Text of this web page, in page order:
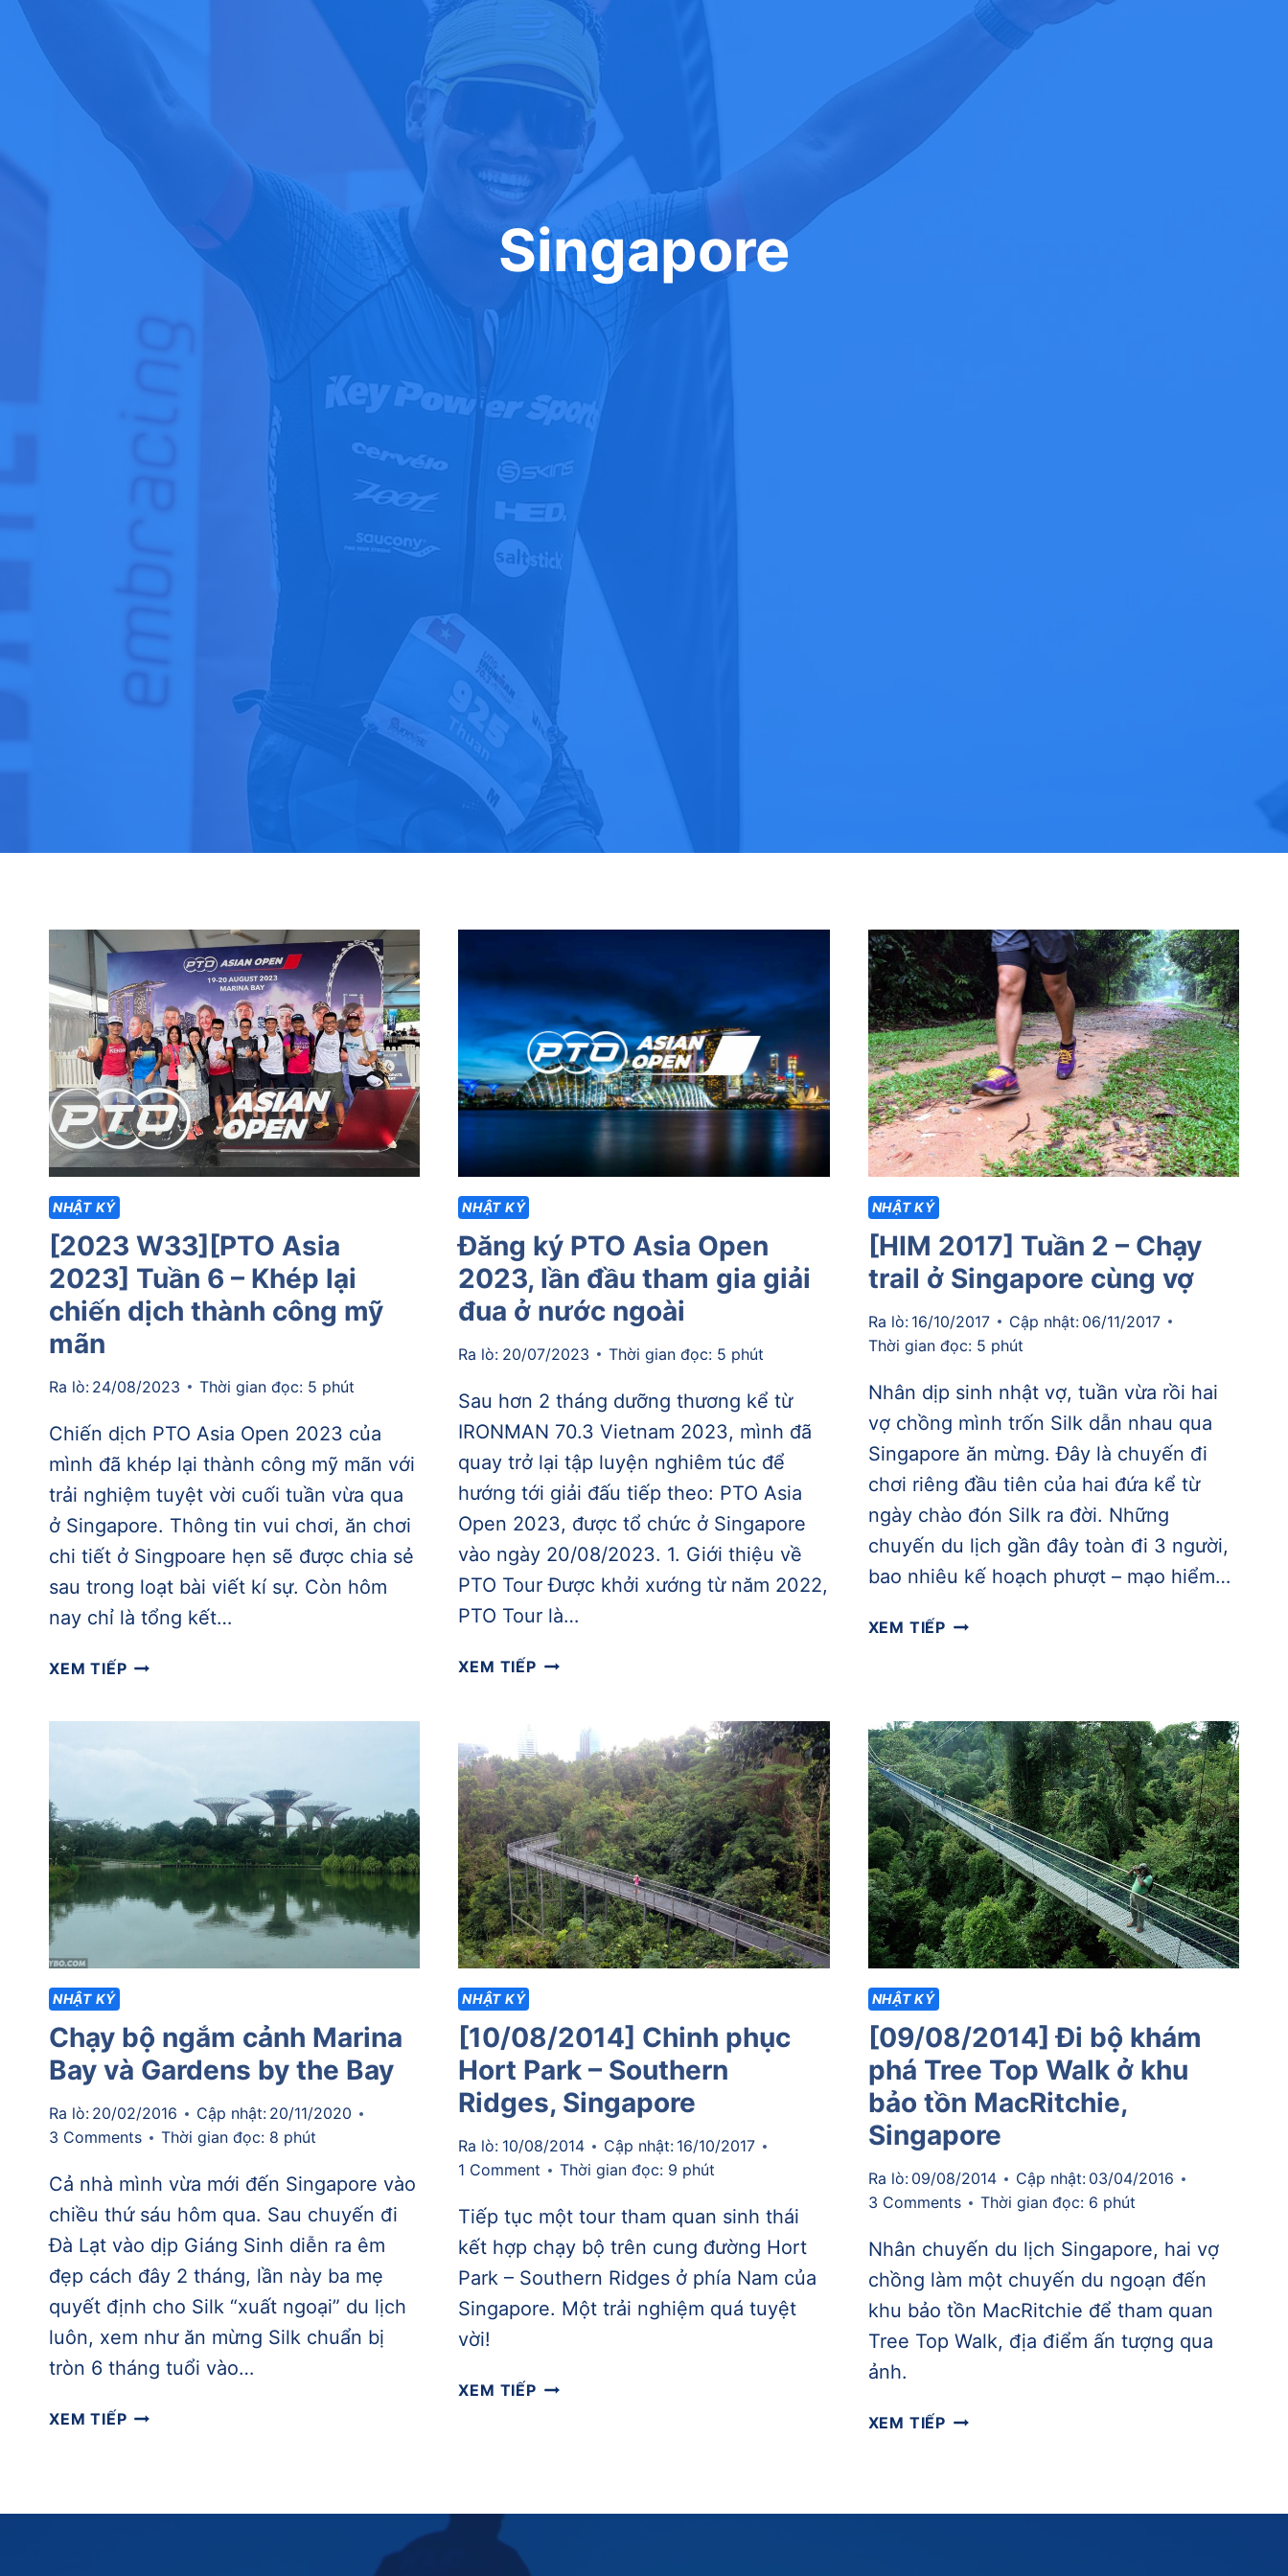
Singapore
NHẬT KÝ
[2023 W33][PTO Asia
2023] Tuần 6 – Khép lại
chiến dịch thành công mỹ
mãn
Ra lò: 24/08/2023 Thời gian đọc: 5 phút
Chiến dịch PTO Asia Open 2023 của
mình đã khép lại thành công mỹ mãn với
trải nghiệm tuyệt vời cuối tuần vừa qua
ở Singapore. Thông tin vui chơi, ăn chơi
chi tiết ở Singpoare hẹn sẽ được chia sẻ
sau trong loạt bài viết kí sự. Còn hôm
nay chỉ là tổng kết…
XEM TIẾP[2023
–
KHÉP
CHIẾN
CÔNG
MÃN
NHẬT KÝ
Đăng ký PTO Asia Open
2023, lần đầu tham gia giải
đua ở nước ngoài
Ra lò: 20/07/2023 Thời gian đọc:5 phút
Sau hơn 2 tháng dưỡng thương kể từ
IRONMAN 70.3 Vietnam 2023, mình đã
quay trở lại tập luyện nghiêm túc để
hướng tới giải đấu tiếp theo: PTO Asia
Open 2023, được tổ chức ở Singapore
vào ngày 20/08/2023. 1. Giới thiệu về
PTO Tour Được khởi xướng từ năm 2022,
PTO Tour là…
XEM TIẾPĐĂNG
OPEN
2023,
LẦN
ĐẦU
THAM
GIA
GIẢI
ĐUA
Ở
NƯỚC
NHẬT KÝ
[HIM 2017] Tuần 2 – Chạy
trail ở Singapore cùng vợ
Ra lò: 16/10/2017 Cập nhật: 06/11/2017
Thời gian đọc:5 phút
Nhân dịp sinh nhật vợ, tuần vừa rồi hai
vợ chồng mình trốn Silk dẫn nhau qua
Singapore ăn mừng. Đây là chuyến đi
chơi riêng đầu tiên của hai đứa kể từ
ngày chào đón Silk ra đời. Những
chuyến du lịch gần đây toàn đi 3 người,
bao nhiêu kế hoạch phượt – mạo hiểm…
XEM TIẾP [HIM
–
CHẠY
TRAIL
Ở
SINGAPORE
CÙNG
VỢ
NHẬT KÝ
Chạy bộ ngắm cảnh Marina
Bay và Gardens by the Bay
Ra lò: 20/02/2016 Cập nhật: 20/11/2020
3 Comments
Thời gian đọc: 8 phút
Cả nhà mình vừa mới đến Singapore vào
chiều thứ sáu hôm qua. Sau chuyến đi
Đà Lạt vào dịp Giáng Sinh diễn ra êm
đẹp cách đây 2 tháng, lần này ba mẹ
quyết định cho Silk “xuất ngoại” du lịch
luôn, xem như ăn mừng Silk chuẩn bị
tròn 6 tháng tuổi vào…
XEM TIẾPCHẠY
MARINA
NHẬT KÝ
[10/08/2014] Chinh phục
Hort Park – Southern
Ridges, Singapore
Ra lò: 10/08/2014 Cập nhật: 16/10/2017
1 Comment
Thời gian đọc: 9 phút
Tiếp tục một tour tham quan sinh thái
kết hợp chạy bộ trên cung đường Hort
Park – Southern Ridges ở phía Nam của
Singapore. Một trải nghiệm quá tuyệt
vời!
XEM TIẾP[10/08/2014]
NHẬT KÝ
[09/08/2014] Đi bộ khám
phá Tree Top Walk ở khu
bảo tồn MacRitchie,
Singapore
Ra lò: 09/08/2014 Cập nhật: 03/04/2016
3 Comments
Thời gian đọc:6 phút
Nhân chuyến du lịch Singapore, hai vợ
chồng làm một chuyến du ngoạn đến
khu bảo tồn MacRitchie để tham quan
Tree Top Walk, địa điểm ấn tượng qua
ảnh.
XEM TIẾP [09/08/2014]
PHÁ